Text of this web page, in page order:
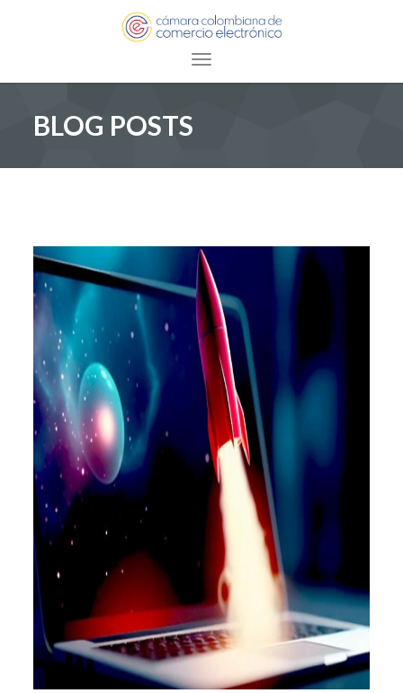
Toggle navigation
BLOG POSTS